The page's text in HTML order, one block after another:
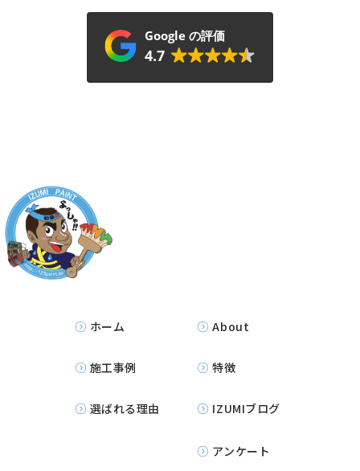
Google の評価
4.7
ホーム About
施工事例 特徴
選ばれる理由 IZUMIブログ
アンケート